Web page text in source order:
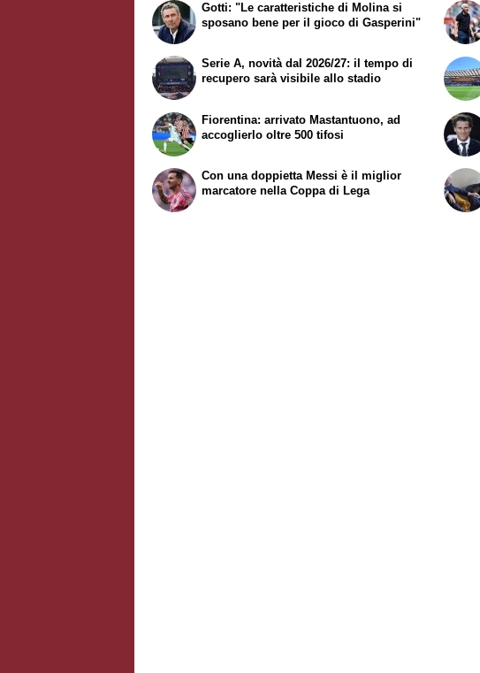
Gotti: "Le caratteristiche di Molina si
sposano bene per il gioco di Gasperini"
Serie A, novità dal 2026/27: il tempo di
recupero sarà visibile allo stadio
Fiorentina: arrivato Mastantuono, ad
accoglierlo oltre 500 tifosi
Con una doppietta Messi è il miglior
marcatore nella Coppa di Lega